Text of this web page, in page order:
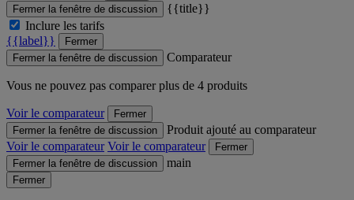
Fermer la fenêtre de discussion
{{title}}
Inclure les tarifs
{{label}}
Fermer
Fermer la fenêtre de discussion
Comparateur
Vous ne pouvez pas comparer plus de 4 produits
Voir le comparateur
Fermer
Fermer la fenêtre de discussion
Produit ajouté au comparateur
Voir le comparateur Voir le comparateur
Fermer
Fermer la fenêtre de discussion
main
Fermer